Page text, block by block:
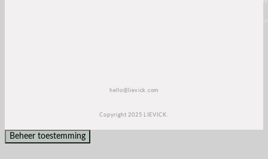
hello@lievick.com
Copyright 2025 LIEVICK.
Beheer toestemming